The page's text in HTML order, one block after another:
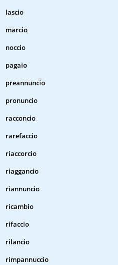
lascio
marcio
noccio
pagaio
preannuncio
pronuncio
racconcio
rarefaccio
riaccorcio
riaggancio
riannuncio
ricambio
rifaccio
rilancio
rimpannuccio